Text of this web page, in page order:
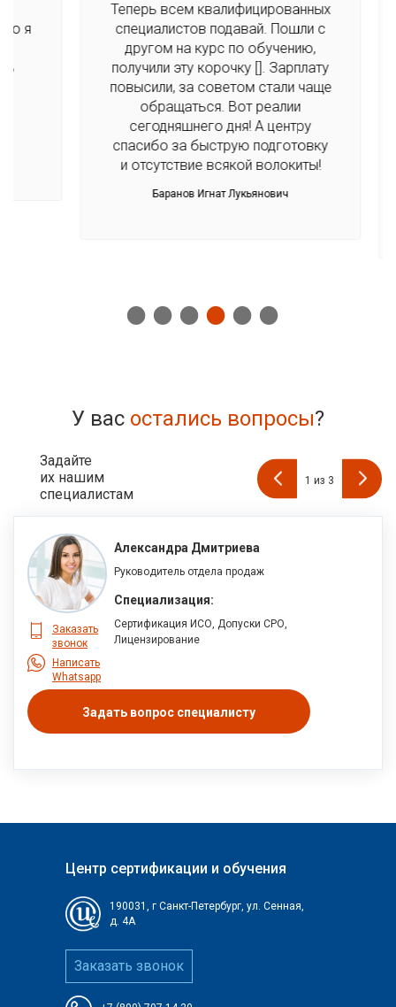
Теперь всем квалифицированных
специалистов подавай. Пошли с
другом на курс по обучению,
получили эту корочку []. Зарплату
повысили, за советом стали чаще
обращаться. Вот реалии
сегодняшнего дня! А центру
спасибо за быструю подготовку
и отсутствие всякой волокиты!
Баранов Игнат Лукьянович
У вас остались вопросы?
Задайте
их нашим
специалистам
Александра Дмитриева
Руководитель отдела продаж
Специализация:
Сертификация ИСО, Допуски СРО,
Лицензирование
Заказать
звонок
Написать
Whatsapp
Задать вопрос специалисту
1 из 3
Центр сертификации и обучения
190031, г Санкт-Петербург, ул. Сенная,
д. 4А
Заказать звонок